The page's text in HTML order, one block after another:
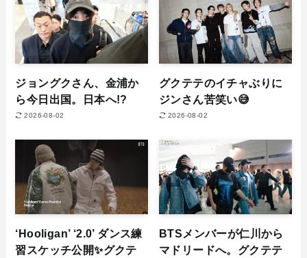
ジョングクさん、金浦か
ら今日出国。日本へ!?
2026-08-02
グクテテのイチャぶりに
ジンさん苦笑い😅
2026-08-02
‘Hooligan’ ‘2.0’ ダンス練
習スケッチ公開✨グクテ
BTSメンバーが仁川から
マドリードへ。グクテテ